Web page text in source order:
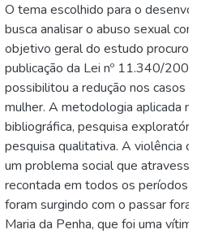
O tema escolhido para o
busca analisar o abuso sexual
objetivo geral do estudo
publicação da Lei nº 11.340/
possibilitou a redução nos casos
mulher. A metodologia aplicada
bibliográfica, pesquisa
pesquisa qualitativa. A violência
um problema social que
recontada em todos os períodos
foram surgindo com o passar
Maria da Penha, que foi uma